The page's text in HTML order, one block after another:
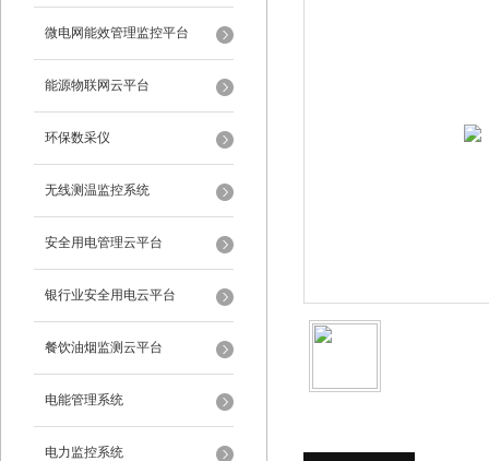
微电网能效管理监控平台
能源物联网云平台
环保数采仪
无线测温监控系统
安全用电管理云平台
银行业安全用电云平台
餐饮油烟监测云平台
电能管理系统
电力监控系统